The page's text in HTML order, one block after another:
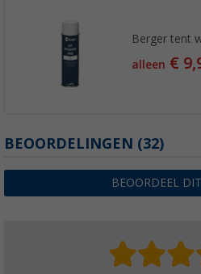
Berger tent
alleen €
BEOORDELINGEN (32)
BEOORDEEL